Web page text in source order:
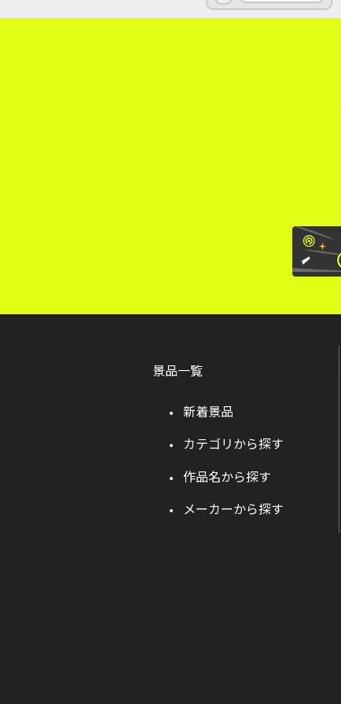
景品一覧
新着景品
カテゴリから探す
作品名から探す
メーカーから探す